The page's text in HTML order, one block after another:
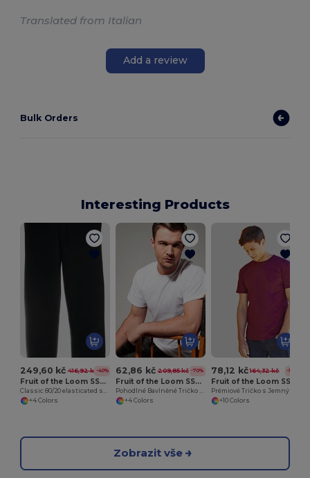
Translated from Italian
Add a review
Bulk Orders
Interesting Products
249,60 kč 416,92 kč-40%
Fruit of the Loom SS405
+4 Colors
62,86 kč 209,85 kč -70%
Fruit of the Loom SS008
+4 Colors
78,12 kč 164,32 kč -52%
+10 Colors
Zobrazit vše